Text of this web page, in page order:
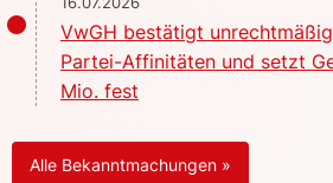
VwGH bestätigt
Partei-Affinitäten und setzt
Mio. fest
Alle Bekanntmachungen »